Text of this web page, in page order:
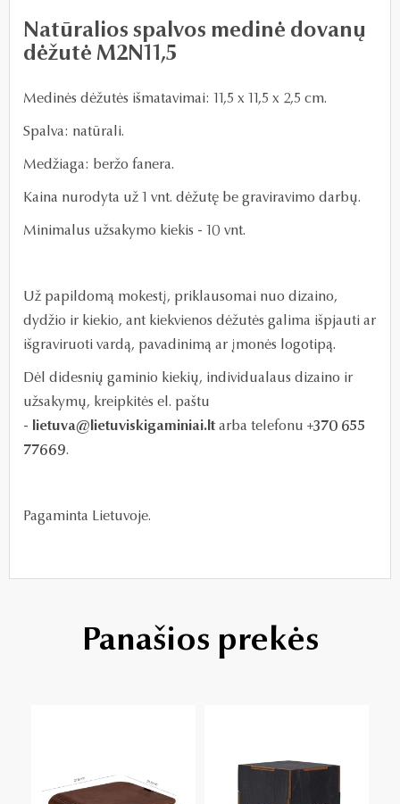
Natūralios spalvos medinė dovanų
dėžutė M2N11,5
Medinės dėžutės išmatavimai: 11,5 x 11,5 x 2,5 cm.
Spalva: natūrali.
Medžiaga: beržo fanera.
Kaina nurodyta už 1 vnt. dėžutę be graviravimo darbų.
Minimalus užsakymo kiekis - 10 vnt.
Už papildomą mokestį, priklausomai nuo dizaino,
dydžio ir kiekio, ant kiekvienos dėžutės galima išpjauti ar
išgraviruoti vardą, pavadinimą ar įmonės logotipą.
Dėl didesnių gaminio kiekių, individualaus dizaino ir
užsakymų, kreipkitės el. paštu
- lietuva@lietuviskigaminiai.lt arba telefonu +370 655
77669.
Pagaminta Lietuvoje.
Panašios prekės